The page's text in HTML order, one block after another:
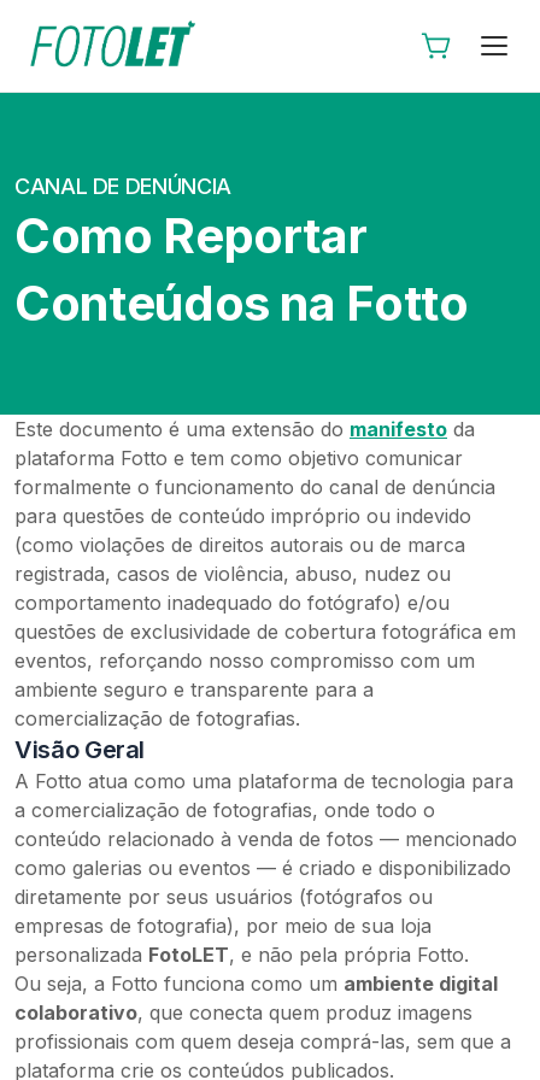
CANAL DE DENÚNCIA
Como Reportar
Conteúdos na Fotto
Este documento é uma extensão do manifesto da
plataforma Fotto e tem como objetivo comunicar
formalmente o funcionamento do canal de denúncia
para questões de conteúdo impróprio ou indevido
(como violações de direitos autorais ou de marca
registrada, casos de violência, abuso, nudez ou
comportamento inadequado do fotógrafo) e/ou
questões de exclusividade de cobertura fotográfica em
eventos, reforçando nosso compromisso com um
ambiente seguro e transparente para a
comercialização de fotografias.
Visão Geral
A Fotto atua como uma plataforma de tecnologia para
a comercialização de fotografias, onde todo o
conteúdo relacionado à venda de fotos — mencionado
como galerias ou eventos — é criado e disponibilizado
diretamente por seus usuários (fotógrafos ou
empresas de fotografia), por meio de sua loja
personalizada FotoLET, e não pela própria Fotto.
Ou seja, a Fotto funciona como um ambiente digital
colaborativo, que conecta quem produz imagens
profissionais com quem deseja comprá-las, sem que a
plataforma crie os conteúdos publicados.